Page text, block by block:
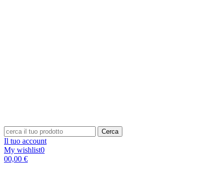
Cerca
Il tuo account
My wishlist0
00,00 €